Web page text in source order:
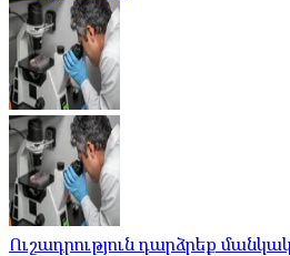
Ուշադրություն դարձրեք